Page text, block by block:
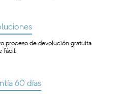
proceso de devolución gratuita
fácil.
60 días